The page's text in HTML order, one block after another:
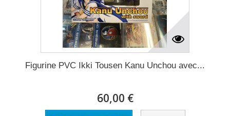
Figurine PVC Ikki Tousen Kanu Unchou avec...
60,00 €